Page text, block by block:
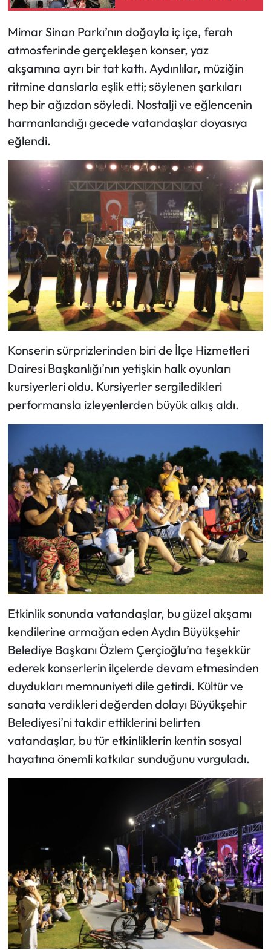
Mimar Sinan Parkı’nın doğayla iç içe, ferah
atmosferinde gerçekleşen konser, yaz
akşamına ayrı bir tat kattı. Aydınlılar, müziğin
ritmine danslarla eşlik etti; söylenen şarkıları
hep bir ağızdan söyledi. Nostalji ve eğlencenin
harmanlandığı gecede vatandaşlar doyasıya
eğlendi.
Konserin sürprizlerinden biri de İlçe Hizmetleri
Dairesi Başkanlığı’nın yetişkin halk oyunları
kursiyerleri oldu. Kursiyerler sergiledikleri
performansla izleyenlerden büyük alkış aldı.
Etkinlik sonunda vatandaşlar, bu güzel akşamı
kendilerine armağan eden Aydın Büyükşehir
Belediye Başkanı Özlem Çerçioğlu’na teşekkür
ederek konserlerin ilçelerde devam etmesinden
duydukları memnuniyeti dile getirdi. Kültür ve
sanata verdikleri değerden dolayı Büyükşehir
Belediyesi’ni takdir ettiklerini belirten
vatandaşlar, bu tür etkinliklerin kentin sosyal
hayatına önemli katkılar sunduğunu vurguladı.